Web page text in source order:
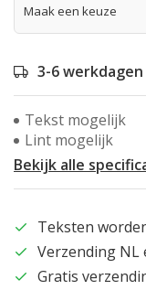
3-6 werkdagen
Tekst mogelijk
Lint mogelijk
Bekijk alle
Teksten
Verzending NL
Gratis